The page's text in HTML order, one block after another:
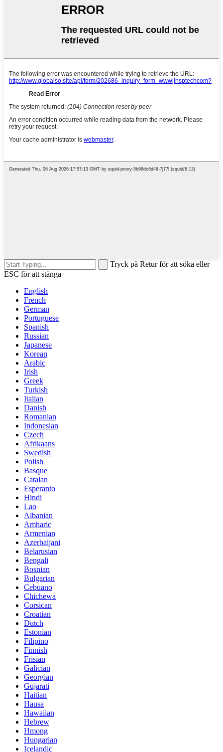
Tryck på Retur för att söka eller
ESC för att stänga
English
French
German
Portuguese
Spanish
Russian
Japanese
Korean
Arabic
Irish
Greek
Turkish
Italian
Danish
Romanian
Indonesian
Czech
Afrikaans
Swedish
Polish
Basque
Catalan
Esperanto
Hindi
Lao
Albanian
Amharic
Armenian
Azerbaijani
Belarusian
Bengali
Bosnian
Bulgarian
Cebuano
Chichewa
Corsican
Croatian
Dutch
Estonian
Filipino
Finnish
Frisian
Galician
Georgian
Gujarati
Haitian
Hausa
Hawaiian
Hebrew
Hmong
Hungarian
Icelandic